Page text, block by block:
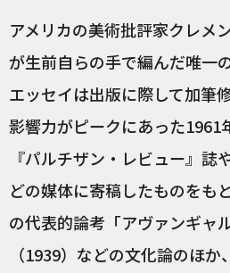
アメリカの美術批評家クレメ
が生前自らの手で編んだ唯一
エッセイは出版に際して加筆
影響力がピークにあった1961
『パルチザン・レビュー』誌
どの媒体に寄稿したものをも
の代表的論考「アヴァンギャ
（1939）などの文化論のほ